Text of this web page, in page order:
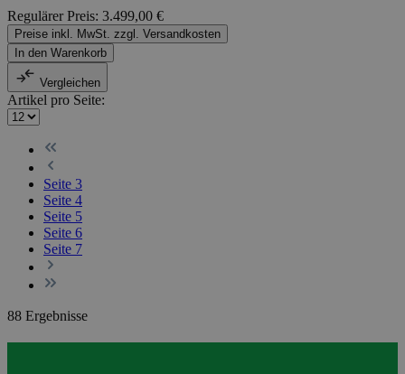
Regulärer Preis: 3.499,00 €
Preise inkl. MwSt. zzgl. Versandkosten
In den Warenkorb
Vergleichen
Artikel pro Seite:
Seite 3
Seite 4
Seite 5
Seite 6
Seite 7
88 Ergebnisse